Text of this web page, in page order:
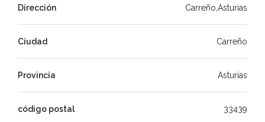
Dirección Carreño,Asturias
Ciudad Carreño
Provincia Asturias
código postal 33439